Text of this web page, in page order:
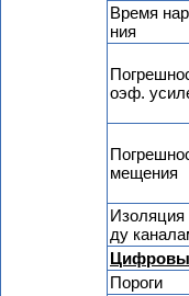
Время
ния
оэф.
мещения
ду
Пороги